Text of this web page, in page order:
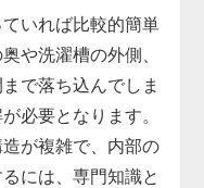
いれば比較的簡単
や洗濯槽の外側、
で落ち込んでしま
必要となります。
が複雑で、内部の
には、専門知識と